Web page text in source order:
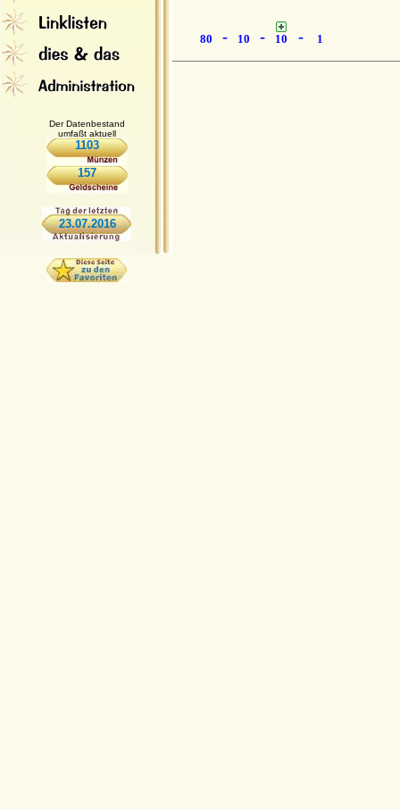
Der Datenbestand
umfaßt aktuell
1103
157
23.07.2016
80 - 10 - 10 - 1